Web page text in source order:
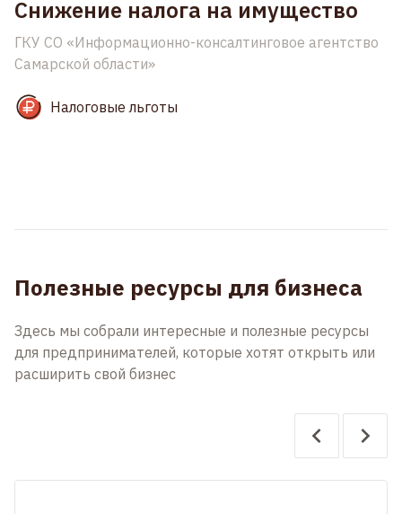
Снижение налога на имущество
ГКУ СО «Информационно-консалтинговое агентство
Самарской области»
Налоговые льготы
Полезные ресурсы для бизнеса
Здесь мы собрали интересные и полезные ресурсы
для предпринимателей, которые хотят открыть или
расширить свой бизнес